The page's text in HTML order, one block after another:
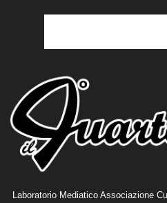
Laboratorio Mediatico Associazione